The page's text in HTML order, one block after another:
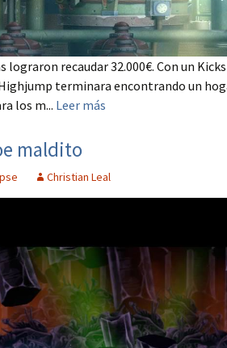
lograron recaudar 32.000€. Con un
terminara encontrando un
los m... Leer más
maldito
Christian Leal